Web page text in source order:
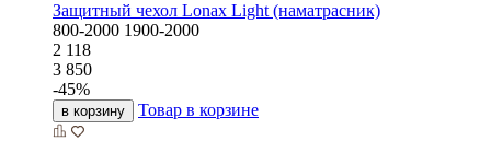
Защитный чехол Lonax Light (наматрасник)
800-2000 1900-2000
2 118
3 850
-45%
в корзину Товар в корзине